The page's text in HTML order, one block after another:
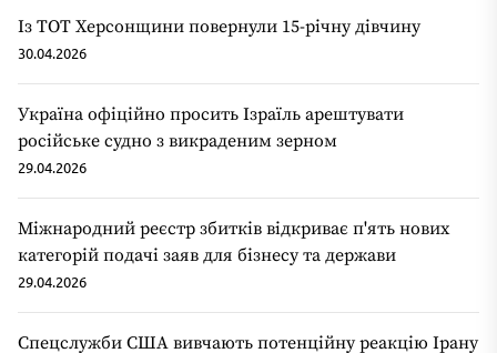
Із ТОТ Херсонщини повернули 15-річну дівчину
30.04.2026
Україна офіційно просить Ізраїль арештувати
російське судно з викраденим зерном
29.04.2026
Міжнародний реєстр збитків відкриває п'ять нових
категорій подачі заяв для бізнесу та держави
29.04.2026
Спецслужби США вивчають потенційну реакцію Ірану